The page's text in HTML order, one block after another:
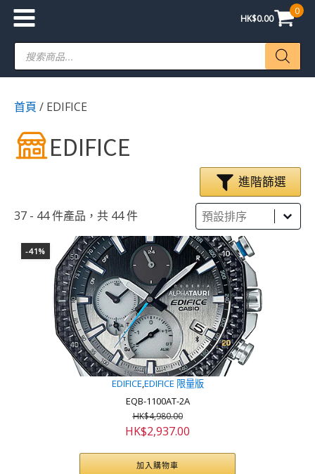
HK$0.00
0
Products
search
首頁 / EDIFICE
EDIFICE
進階篩選
37 - 44 件產品，共 44 件 Sort
Sort content
Sort content
-41%
EDIFICE,EDIFICE 限量版
EQB-1100AT-2A
HK$4,980.00
原
價
HK$2,937.00
價
加入購物車